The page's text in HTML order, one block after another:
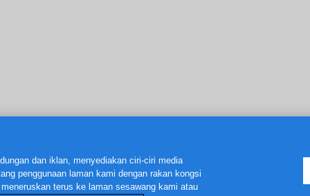
dan iklan, menyediakan ciri-ciri media
penggunaan laman kami dengan rakan kongsi
terus ke laman sesawang kami atau